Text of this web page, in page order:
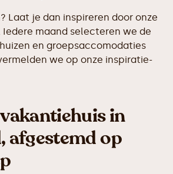
Laat je dan inspireren door onze
Iedere maand selecteren we de
en groepsaccomodaties
we op onze inspiratie-
in
afgestemd op